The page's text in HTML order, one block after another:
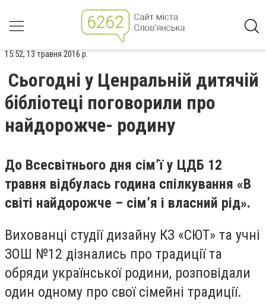
15:52, 13 травня 2016 р.
Сьогодні у Ценральній дитячій
бібліотеці поговорили про
найдорожче- родину
До Всесвітнього дня сім’ї у ЦДБ 12
травня відбулась година спілкування «В
світі найдорожче – сім’я і власний рід».
Вихованці студії дизайну КЗ «СЮТ» та учні
ЗОШ №12 дізнались про традиції та
обряди української родини, розповідали
один одному про свої сімейні традиції.